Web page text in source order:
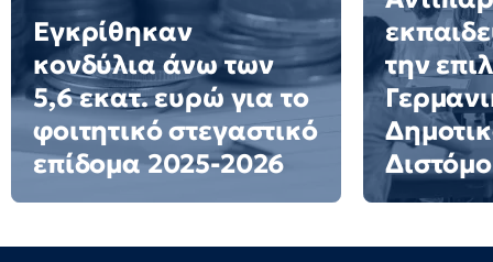
Εγκρίθηκαν
κονδύλια άνω των
5,6 εκατ. ευρώ για το
φοιτητικό στεγαστικό
επίδομα 2025-2026
την